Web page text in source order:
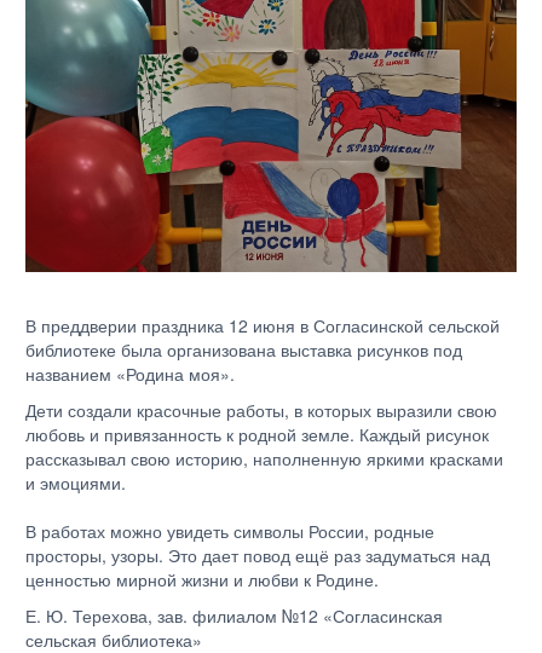
В преддверии праздника 12 июня в Согласинской сельской
библиотеке была организована выставка рисунков под
названием «Родина моя».
Дети создали красочные работы, в которых выразили свою
любовь и привязанность к родной земле. Каждый рисунок
рассказывал свою историю, наполненную яркими красками
и эмоциями.
В работах можно увидеть символы России, родные
просторы, узоры. Это дает повод ещё раз задуматься над
ценностью мирной жизни и любви к Родине.
Е. Ю. Терехова, зав. филиалом №12 «Согласинская
сельская библиотека»